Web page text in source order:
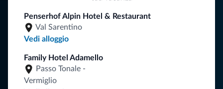
Penserhof Alpin Hotel & Restaurant
Val Sarentino
Vedi alloggio
Family Hotel Adamello
Passo Tonale -
Vermiglio
Consigli dalle Dolomiti
Riceverai informazioni, offerte esclusive e news per la tua